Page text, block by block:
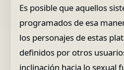
Es posible que aquellos
programados de esa
los personajes de estas
definidos por otros
inclinación hacia lo sexual